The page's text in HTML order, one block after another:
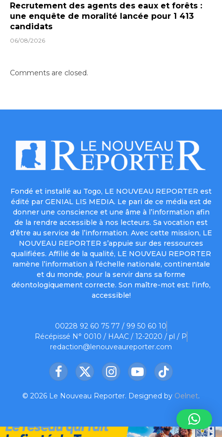
Recrutement des agents des eaux et forêts :
une enquête de moralité lancée pour 1 413
candidats
06/08/2026
Comments are closed.
Fondé et installé au Togo, LE NOUVEAU REPORTER est
édité par GENIAL LIS MEDIA. Le pari de ce média est de
donner une conscience et une âme à l’information afin
de la rendre accessible à nos lecteurs. Sa vocation est
d’être au service de l’information. Avec cette mission, LE
NOUVEAU REPORTER s’appuie sur des ressources
qualifiées. Affilié de la qualité, LE NOUVEAU REPORTER
ramène l’information à l’échelle nationale, continentale
et du monde, pour la servir dans sa forme
déontologiquement correcte. Son maître-mot est: l’info,
accessible!
00228 92 60 75 77 / 99 50 60 10
Récépissé N° 0010 / HAAC / 12-2020 / pl / P
redaction@lenouveaureporter.com
Facebook
X
InstagramYouTubeTikTok
© 2026 Le Nouveau Reporter. Designed by Oelnet.